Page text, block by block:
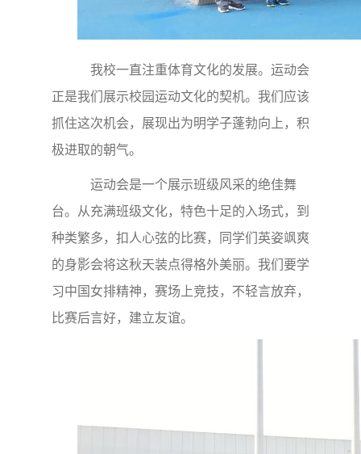
我校一直注重体育文化的发展。运动会
正是我们展示校园运动文化的契机。我们应该
抓住这次机会，展现出为明学子蓬勃向上，积
极进取的朝气。
运动会是一个展示班级风采的绝佳舞
台。从充满班级文化，特色十足的入场式，到
种类繁多，扣人心弦的比赛，同学们英姿飒爽
的身影会将这秋天装点得格外美丽。我们要学
习中国女排精神，赛场上竞技，不轻言放弃，
比赛后言好，建立友谊。